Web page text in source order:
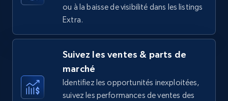
URL, Product name, Product rating, Product
rating object, Product rating max, Rating,
Author name, Asin, and more.
ou à la baisse de visibilité dans les listings
Extra.
Suivez les ventes & parts de
marché
Identifiez les opportunités inexploitées,
suivez les performances de ventes des